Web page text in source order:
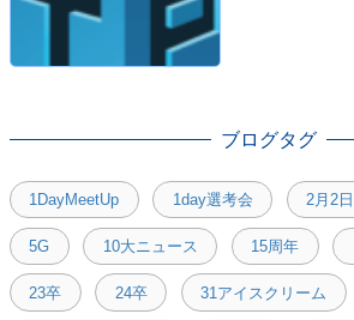
ブログタグ
1DayMeetUp 1day選考会 2月2日
5G 10大ニュース 15周年
23卒 24卒 31アイスクリーム